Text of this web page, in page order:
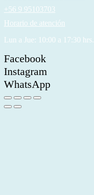
+56 9 95103703
Horario de atención
Lun a Jue: 10:00 a 17:30 hrs.
Facebook
Instagram
WhatsApp